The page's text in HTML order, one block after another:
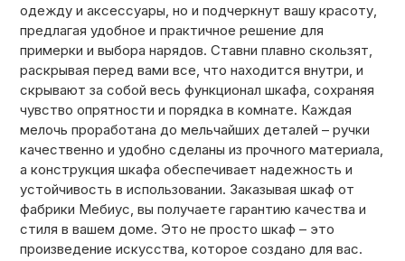
одежду и аксессуары, но и подчеркнут вашу красоту,
предлагая удобное и практичное решение для
примерки и выбора нарядов. Ставни плавно скользят,
раскрывая перед вами все, что находится внутри, и
скрывают за собой весь функционал шкафа, сохраняя
чувство опрятности и порядка в комнате. Каждая
мелочь проработана до мельчайших деталей – ручки
качественно и удобно сделаны из прочного материала,
а конструкция шкафа обеспечивает надежность и
устойчивость в использовании. Заказывая шкаф от
фабрики Мебиус, вы получаете гарантию качества и
стиля в вашем доме. Это не просто шкаф – это
произведение искусства, которое создано для вас.